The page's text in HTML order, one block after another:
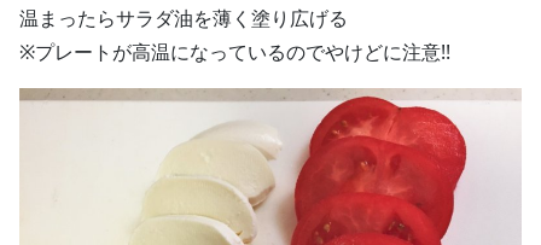
温まったらサラダ油を薄く塗り広げる
※プレートが高温になっているのでやけどに注意!!